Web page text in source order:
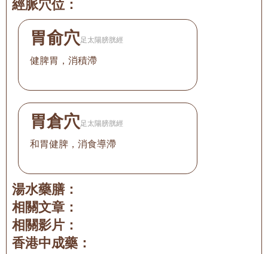
經脈穴位：
胃俞穴 足太陽膀胱經
健脾胃，消積滯
胃倉穴 足太陽膀胱經
和胃健脾，消食導滯
湯水藥膳：
相關文章：
相關影片：
香港中成藥：